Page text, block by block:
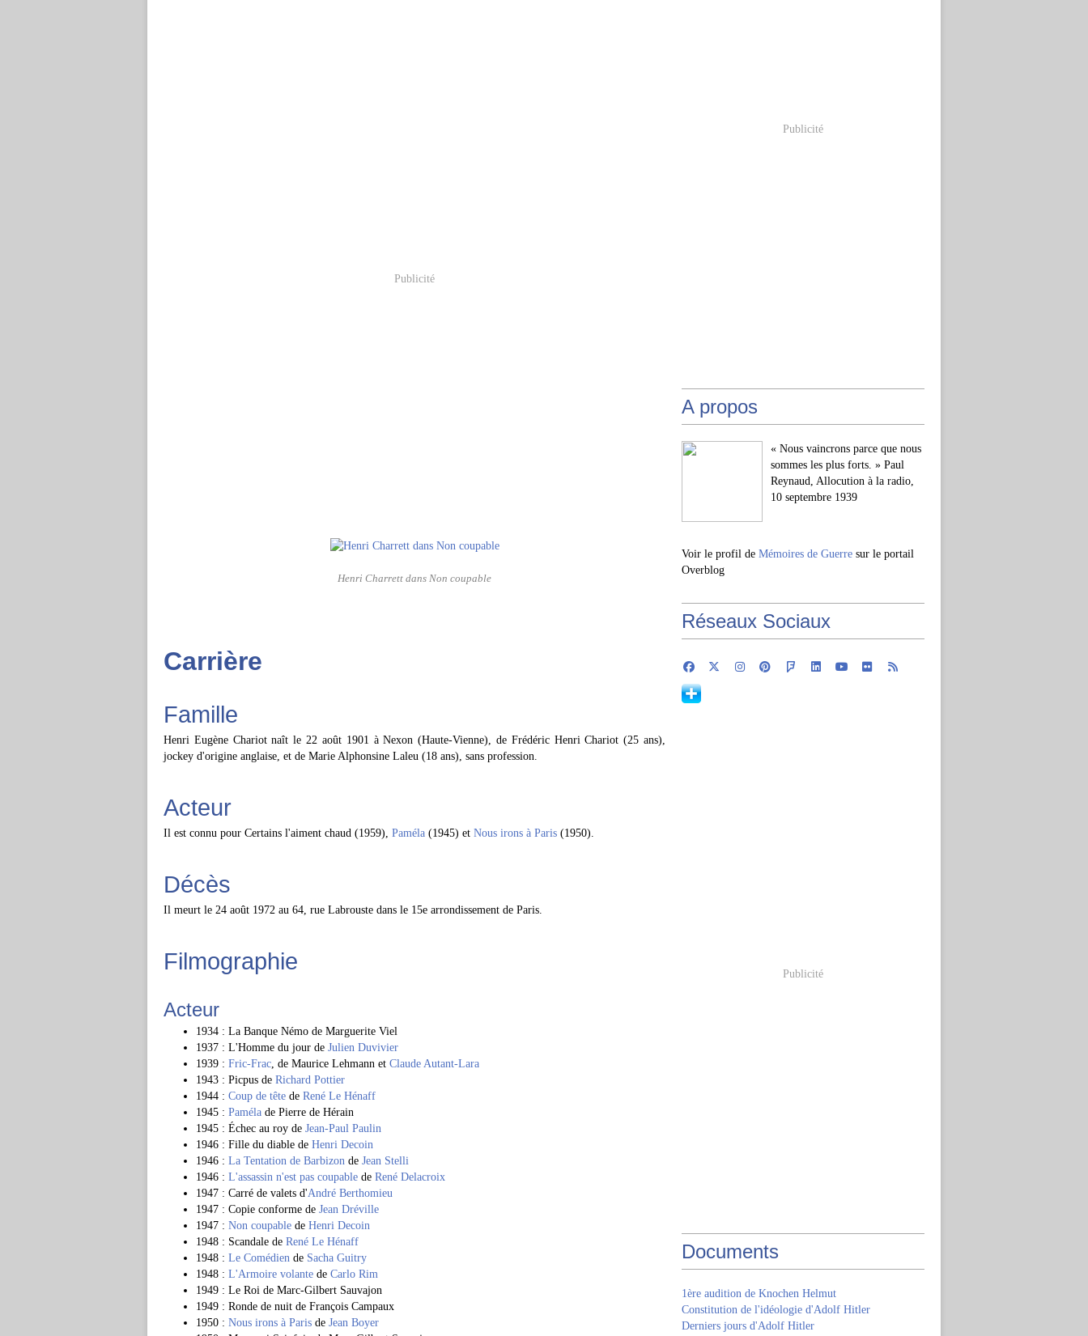
Publicité
Henri Charrett dans Non coupable
Carrière
Famille
Henri Eugène Chariot naît le 22 août 1901 à Nexon (Haute-Vienne), de Frédéric Henri Chariot (25 ans),
jockey d'origine anglaise, et de Marie Alphonsine Laleu (18 ans), sans profession.
Acteur
Il est connu pour Certains l'aiment chaud (1959), Paméla (1945) et Nous irons à Paris (1950).
Décès
Il meurt le 24 août 1972 au 64, rue Labrouste dans le 15e arrondissement de Paris.
Filmographie
Acteur
1934 : La Banque Némo de Marguerite Viel
1937 : L'Homme du jour de Julien Duvivier
1939 : Fric-Frac, de Maurice Lehmann et Claude Autant-Lara
1943 : Picpus de Richard Pottier
1944 : Coup de tête de René Le Hénaff
1945 : Paméla de Pierre de Hérain
1945 : Échec au roy de Jean-Paul Paulin
1946 : Fille du diable de Henri Decoin
1946 : La Tentation de Barbizon de Jean Stelli
1946 : L'assassin n'est pas coupable de René Delacroix
1947 : Carré de valets d'André Berthomieu
1947 : Copie conforme de Jean Dréville
1947 : Non coupable de Henri Decoin
1948 : Scandale de René Le Hénaff
1948 : Le Comédien de Sacha Guitry
1948 : L'Armoire volante de Carlo Rim
1949 : Le Roi de Marc-Gilbert Sauvajon
1949 : Ronde de nuit de François Campaux
1950 : Nous irons à Paris de Jean Boyer
Publicité
A propos
« Nous vaincrons parce que nous
sommes les plus forts. » Paul
Reynaud, Allocution à la radio,
10 septembre 1939
Voir le profil de Mémoires de Guerre sur le portail
Overblog
Réseaux Sociaux
Publicité
Documents
1ère audition de Knochen Helmut
Constitution de l'idéologie d'Adolf Hitler
Derniers jours d'Adolf Hitler